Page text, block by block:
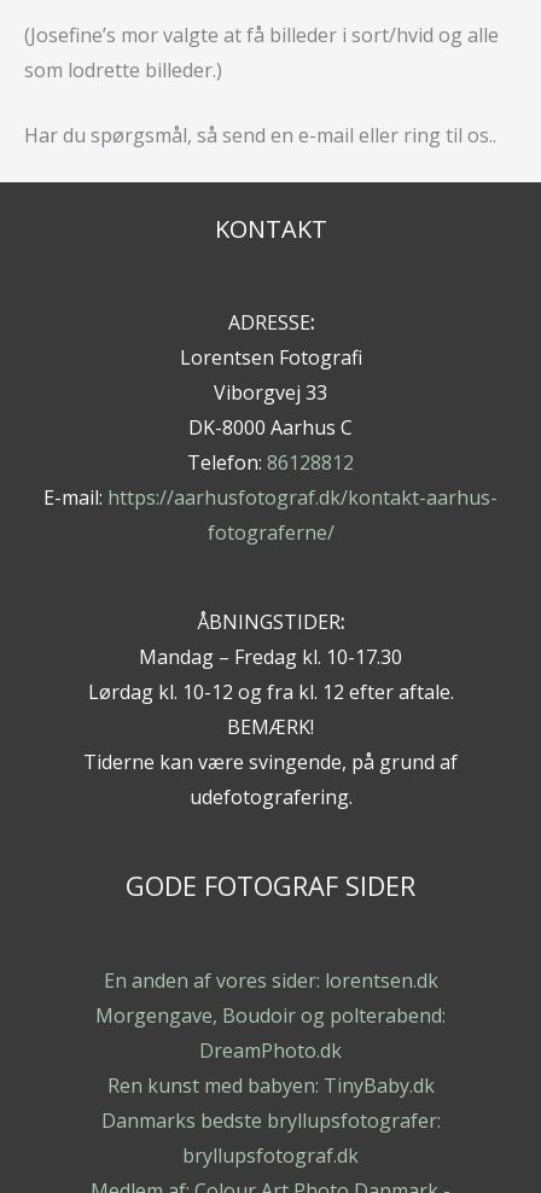
(Josefine’s mor valgte at få billeder i sort/hvid og alle
som lodrette billeder.)
Har du spørgsmål, så send en e-mail eller ring til os..
KONTAKT
ADRESSE:
Lorentsen Fotografi
Viborgvej 33
DK-8000 Aarhus C
Telefon: 86128812
E-mail: https://aarhusfotograf.dk/kontakt-aarhus-
fotograferne/
ÅBNINGSTIDER:
Mandag – Fredag kl. 10-17.30
Lørdag kl. 10-12 og fra kl. 12 efter aftale.
BEMÆRK!
Tiderne kan være svingende, på grund af
udefotografering.
GODE FOTOGRAF SIDER
En anden af vores sider: lorentsen.dk
Morgengave, Boudoir og polterabend:
DreamPhoto.dk
Ren kunst med babyen: TinyBaby.dk
Danmarks bedste bryllupsfotografer:
bryllupsfotograf.dk